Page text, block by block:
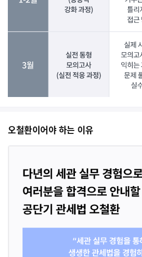
오철환이어야 하는 이유